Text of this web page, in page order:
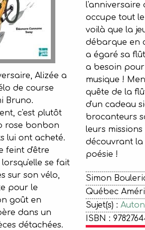
Alizée a
de course
Bruno.
c'est plutôt
rose bonbon
lui ont acheté.
feint d'être
se fait
sur son vélo,
pour le
goût en
dans un
détachées.
l'anniversaire
occupe tout
voilà que la
débarque en
a égaré sa
a besoin
musique !
quête de la
d'un cadeau
brocanteurs
leurs
découvrant la
poésie !
Simon
Québec
Sujet(s) :
ISBN :